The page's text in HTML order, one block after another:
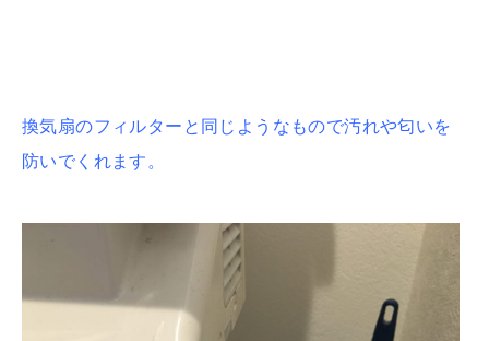
換気扇のフィルターと同じようなもので汚れや匂いを
防いでくれます。